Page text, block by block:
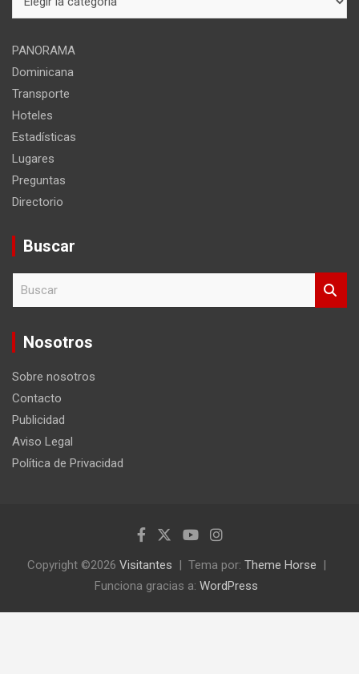
del
PANORAMA
Dominicana
Transporte
Hoteles
Estadísticas
Lugares
Preguntas
Directorio
Buscar
c
Nosotros
Sobre nosotros
Contacto
Publicidad
Aviso Legal
Política de Privacidad
Copyright ©2026 Visitantes Tema por: Theme Horse
Funciona gracias a: WordPress